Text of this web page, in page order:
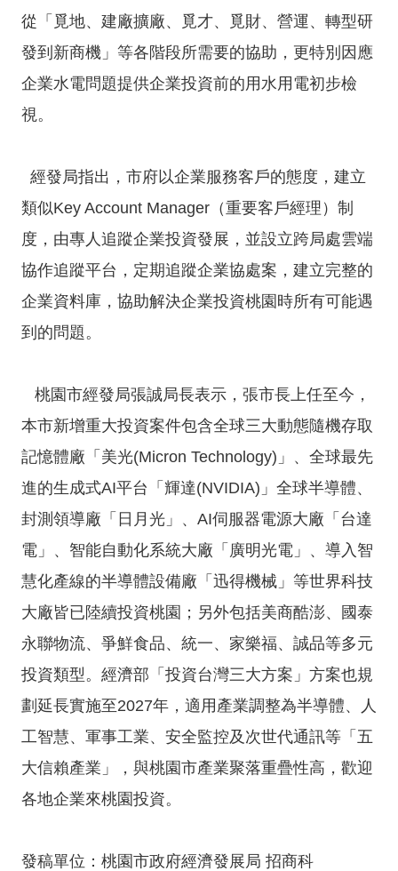
經
發
園
n
g
政
策
網
安
全
策
府
網
資
料
開
放
告
從「覓地、建廠擴廠、覓才、覓財、營運、轉型研
發到新商機」等各階段所需要的協助，更特別因應
企業水電問題提供企業投資前的用水用電初步檢
視。
經發局指出，市府以企業服務客戶的態度，建立
類似Key Account Manager（重要客戶經理）制
度，由專人追蹤企業投資發展，並設立跨局處雲端
協作追蹤平台，定期追蹤企業協處案，建立完整的
企業資料庫，協助解決企業投資桃園時所有可能遇
到的問題。
桃園市經發局張誠局長表示，張市長上任至今，
本市新增重大投資案件包含全球三大動態隨機存取
記憶體廠「美光(Micron Technology)」、全球最先
進的生成式AI平台「輝達(NVIDIA)」全球半導體、
封測領導廠「日月光」、AI伺服器電源大廠「台達
電」、智能自動化系統大廠「廣明光電」、導入智
慧化產線的半導體設備廠「迅得機械」等世界科技
大廠皆已陸續投資桃園；另外包括美商酷澎、國泰
永聯物流、爭鮮食品、統一、家樂福、誠品等多元
投資類型。經濟部「投資台灣三大方案」方案也規
劃延長實施至2027年，適用產業調整為半導體、人
工智慧、軍事工業、安全監控及次世代通訊等「五
大信賴產業」，與桃園市產業聚落重疊性高，歡迎
各地企業來桃園投資。
發稿單位：桃園市政府經濟發展局 招商科